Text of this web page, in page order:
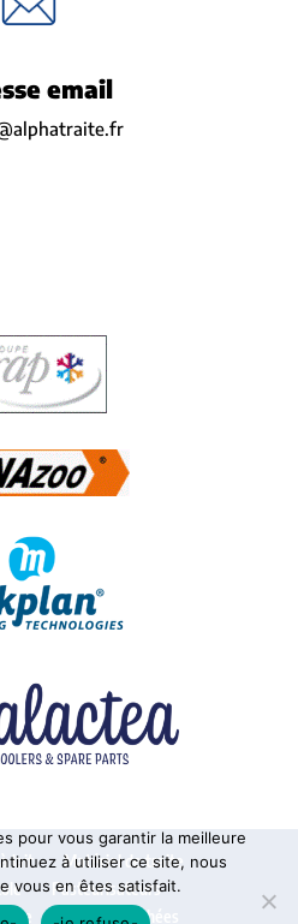
email
lait
Matériel de traite
Pasteurisateurs
Pièces détachées
pour vous garantir la meilleure
à utiliser ce site, nous
vous en êtes satisfait.